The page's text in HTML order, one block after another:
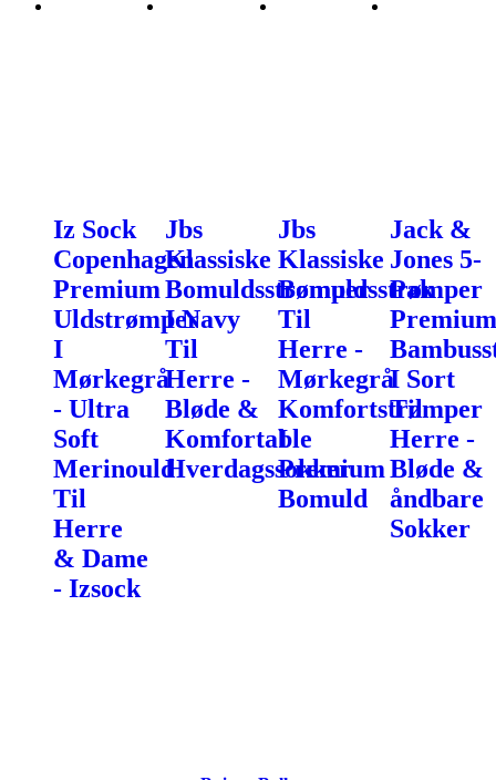
Iz Sock
Copenhagen
Premium
Uldstrømper
I
Mørkegrå
- Ultra
Soft
Merinould
Til
Herre
& Dame
- Izsock
Jbs
Klassiske
Bomuldsstrømper
I Navy
Til
Herre -
Bløde &
Komfortable
Hverdagssokker
Jbs
Klassiske
Bomuldsstrømper
Til
Herre -
Mørkegrå
Komfortstrømper
I
Premium
Bomuld
Jack &
Jones 5-
Pak
Premium
I Sort
Til
Herre -
Bløde &
åndbare
Sokker